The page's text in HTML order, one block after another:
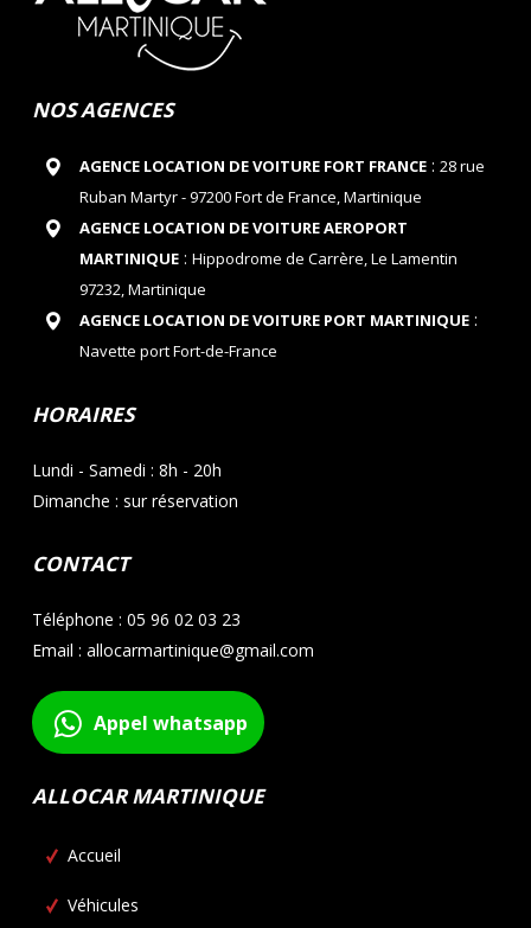
NOS AGENCES
AGENCE LOCATION DE VOITURE FORT FRANCE: 28 rue
Ruban Martyr - 97200 Fort de France, Martinique
AGENCE LOCATION DE VOITURE AEROPORT
MARTINIQUE: Hippodrome de Carrère, Le Lamentin
97232, Martinique
AGENCE LOCATION DE VOITURE PORT MARTINIQUE:
Navette port Fort-de-France
HORAIRES
Lundi - Samedi : 8h - 20h
Dimanche : sur réservation
CONTACT
Téléphone : 05 96 02 03 23
Email : allocarmartinique@gmail.com
Appel whatsapp
ALLOCAR MARTINIQUE
Accueil
Véhicules